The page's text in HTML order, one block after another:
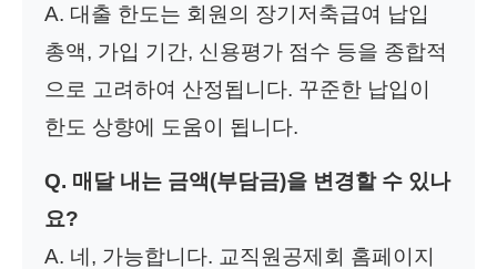
A. 대출 한도는 회원의 장기저축급여 납입
총액, 가입 기간, 신용평가 점수 등을 종합적
으로 고려하여 산정됩니다. 꾸준한 납입이
한도 상향에 도움이 됩니다.
Q. 매달 내는 금액(부담금)을 변경할 수 있나
요?
A. 네, 가능합니다. 교직원공제회 홈페이지